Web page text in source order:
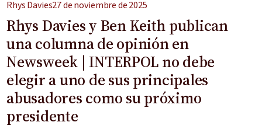
Rhys Davies27 de noviembre de 2025
Rhys Davies y Ben Keith publican
una columna de opinión en
Newsweek | INTERPOL no debe
elegir a uno de sus principales
abusadores como su próximo
presidente